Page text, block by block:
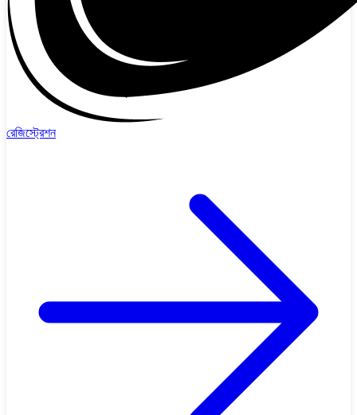
রেজিস্ট্রেশন